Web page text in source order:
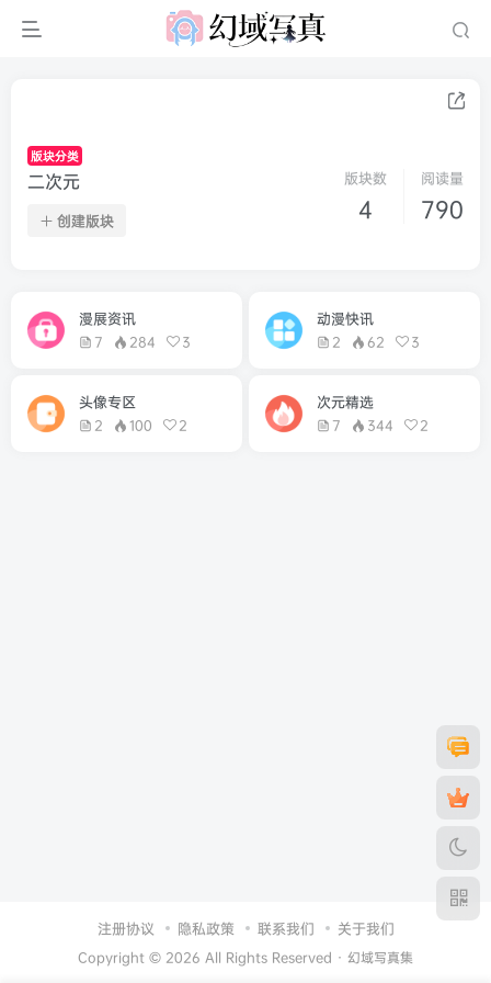
版块分类
二次元
创建版块
版块数
4
阅读量
790
漫展资讯
7 284 3
动漫快讯
2 62 3
头像专区
2 100 2
次元精选
7 344 2
注册协议 隐私政策 联系我们 关于我们
Copyright © 2026 All Rights Reserved · 幻域写真集